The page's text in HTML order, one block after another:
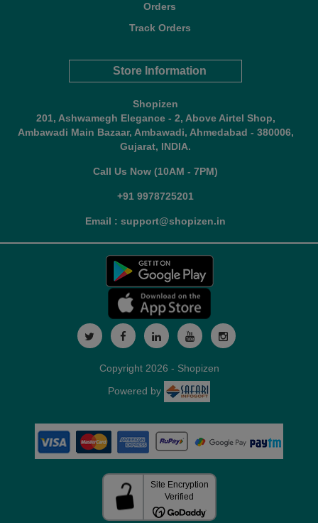
Orders
Track Orders
Store Information
Shopizen
201, Ashwamegh Elegance - 2, Above Airtel Shop,
Ambawadi Main Bazaar, Ambawadi, Ahmedabad - 380006,
Gujarat, INDIA.
Call Us Now (10AM - 7PM)
+91 9978725201
Email : support@shopizen.in
Copyright 2026 - Shopizen
Powered by